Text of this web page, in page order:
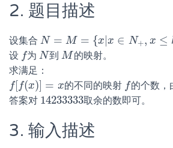
2. 题目描述
设集合 N = M = {x |x ∈ N+, x ≤
N=M ={x |x∈N+,x ≤k ,k∈N+
设 f
f 为N
N到M
M 的映射。
求满足：
f[f(x)] = x
f[ f(x)] = x 的不同的映射 f
f 的个数，
答案对 14233333
14233333取余的数即可。
3. 输入描述